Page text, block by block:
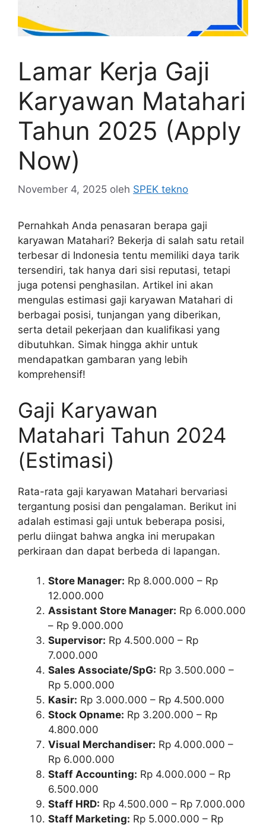
Lamar Kerja Gaji
Karyawan Matahari
Tahun 2025 (Apply
Now)
November 4, 2025 oleh SPEK tekno
Pernahkah Anda penasaran berapa gaji
karyawan Matahari? Bekerja di salah satu retail
terbesar di Indonesia tentu memiliki daya tarik
tersendiri, tak hanya dari sisi reputasi, tetapi
juga potensi penghasilan. Artikel ini akan
mengulas estimasi gaji karyawan Matahari di
berbagai posisi, tunjangan yang diberikan,
serta detail pekerjaan dan kualifikasi yang
dibutuhkan. Simak hingga akhir untuk
mendapatkan gambaran yang lebih
komprehensif!
Gaji Karyawan
Matahari Tahun 2024
(Estimasi)
Rata-rata gaji karyawan Matahari bervariasi
tergantung posisi dan pengalaman. Berikut ini
adalah estimasi gaji untuk beberapa posisi,
perlu diingat bahwa angka ini merupakan
perkiraan dan dapat berbeda di lapangan.
Store Manager: Rp 8.000.000 – Rp
12.000.000
Assistant Store Manager: Rp 6.000.000
– Rp 9.000.000
Supervisor: Rp 4.500.000 – Rp
7.000.000
Sales Associate/SpG: Rp 3.500.000 –
Rp 5.000.000
Kasir: Rp 3.000.000 – Rp 4.500.000
Stock Opname: Rp 3.200.000 – Rp
4.800.000
Visual Merchandiser: Rp 4.000.000 –
Rp 6.000.000
Staff Accounting: Rp 4.000.000 – Rp
6.500.000
Staff HRD: Rp 4.500.000 – Rp 7.000.000
Staff Marketing: Rp 5.000.000 – Rp